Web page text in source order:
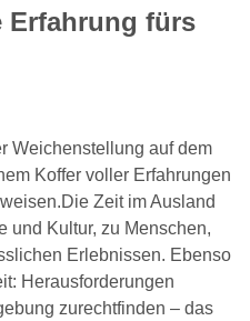
Erfahrung fürs
Weichenstellung auf dem
Koffer voller Erfahrungen
Zeit im Ausland
und Kultur, zu Menschen,
Erlebnissen. Ebenso
Herausforderungen
zurechtfinden – das